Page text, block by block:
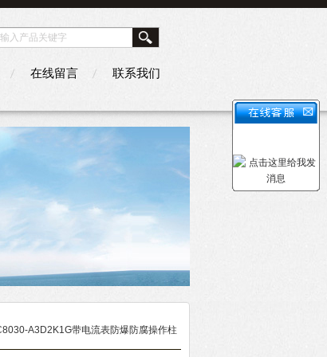
在线留言 联系我们
A3D2K1G带电流表防爆防腐操作柱